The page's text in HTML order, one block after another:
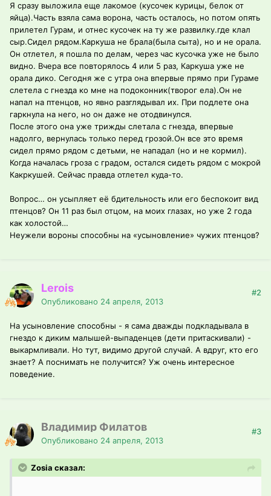
Я сразу выложила еще лакомое (кусочек курицы, белок от
яйца).Часть взяла сама ворона, часть осталось, но потом опять
прилетел Гурам, и отнес кусочек на ту же развилку.где клал
сыр.Сидел рядом.Каркуша не брала(была сыта), но и не орала.
Он отлетел, я пошла по делам, через час кусочка уже не было
видно. Вчера все повторялось 4 или 5 раз, Каркуша уже не
орала дико. Сегодня же с утра она впервые прямо при Гураме
слетела с гнезда ко мне на подоконник(творог ела).Он не
напал на птенцов, но явно разглядывал их. При подлете она
гаркнула на него, но он даже не отодвинулся.
После этого она уже трижды слетала с гнезда, впервые
надолго, вернулась только перед грозой.Он все это время
сидел прямо рядом с детьми, не нападал (но и не кормил).
Когда началась гроза с градом, остался сидеть рядом с мокрой
Какркушей. Сейчас правда отлетел куда-то.
Вопрос… он усыпляет её бдительность или его беспокоит вид
птенцов? Он 11 раз был отцом, на моих глазах, но уже 2 года
как холостой…
Неужели вороны способны на «усыновление» чужих птенцов?
Lerois
Опубликовано 24 апреля, 2013
#2
На усыновление способны - я сама дважды подкладывала в
гнездо к диким малышей-выпаденцев (дети притаскивали) -
выкармливали. Но тут, видимо другой случай. А вдруг, кто его
знает? А поснимать не получится? Уж очень интересное
поведение.
Владимир Филатов
Опубликовано 24 апреля, 2013
#3
Zosia сказал: